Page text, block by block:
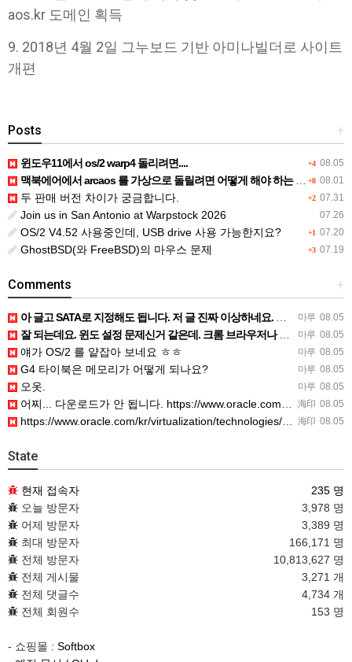
aos.kr 도메인 획득
9. 2018년 4월 2일 그누보드 기반 아미나빌더로 사이트
개편
+
Posts
+4 08.05
윈도우11에서 os/2 warp4 돌리려면....
+8 08.01
맥북에어에서 arcaos 를 가상으로 돌릴려면 어떻게 해야 하는 지요?
+2 07.31
두 판매 버전 차이가 궁금합니다.
07.26
Join us in San Antonio at Warpstock 2026
+1 07.20
OS/2 V4.52 사용중인데, USB drive 사용 가능한지요?
+3 07.19
GhostBSD(와 FreeBSD)의 마우스 문제
+
Comments
마루 08.05
아 글고 SATA로 지정해도 됩니다. 저 글 진짜 이상하네요. 옛날꺼 퍼와서 그런거 같은데요.
마루 08.05
잘 되는데요. 윈도 설정 문제신거 같은데. 크롬 브라우저나 파폭으로 해 보세요
마루 08.05
얘가 OS/2 를 얕잡아 보네요 ㅎㅎ
마루 08.05
G4 타이북은 메모리가 어떻게 되나요?
마루 08.05
오옷.
海印 08.05
어찌... 다운로드가 안 됩니다. https://www.oracle.com/kr/virtualization/…
海印 08.05
https://www.oracle.com/kr/virtualization/technologies/vm/dow…
State
현재 접속자
235 명
오늘 방문자
3,978 명
어제 방문자
3,389 명
최대 방문자
166,171 명
전체 방문자
10,813,627 명
전체 게시물
3,271 개
전체 댓글수
4,734 개
전체 회원수
153 명
- 쇼핑몰 : Softbox